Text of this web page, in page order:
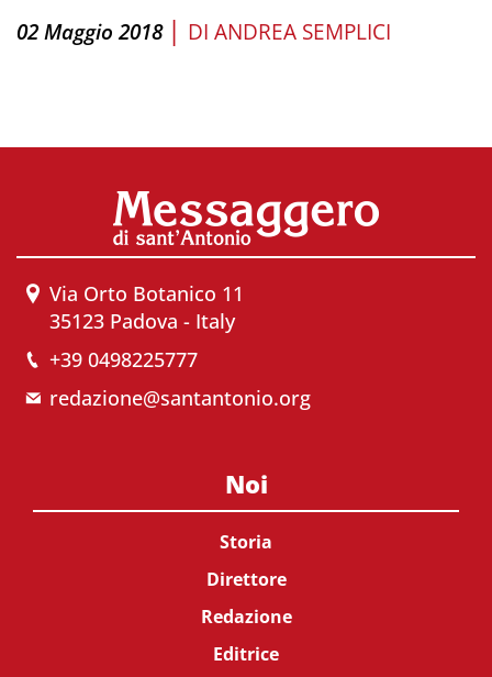
02 Maggio 2018 | DI ANDREA SEMPLICI
Via Orto Botanico 11
35123 Padova - Italy
+39 0498225777
redazione@santantonio.org
Noi
Storia
Direttore
Redazione
Editrice